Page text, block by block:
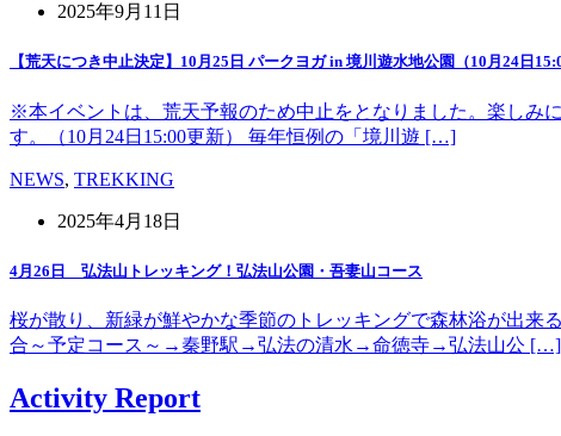
2025年9月11日
【荒天につき中止決定】10月25日 パークヨガ in 境川遊水地公園（10月24日
※本イベントは、荒天予報のため中止をとなりました。楽しみ
す。（10月24日15:00更新） 毎年恒例の「境川遊 […]
NEWS, TREKKING
2025年4月18日
4月26日 弘法山トレッキング！弘法山公園・吾妻山コース
桜が散り、新緑が鮮やかな季節のトレッキングで森林浴が出来
合～予定コース～→秦野駅→弘法の清水→命徳寺→弘法山公 […]
Activity Report